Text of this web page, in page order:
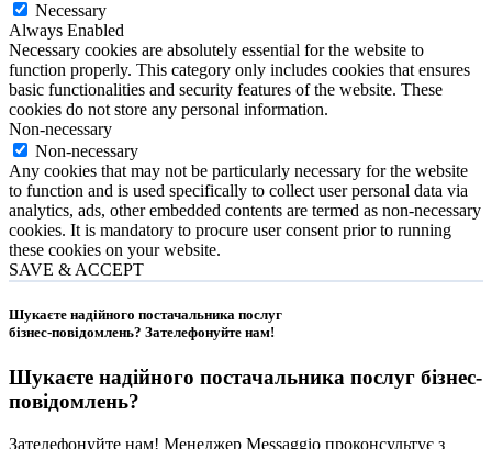
Necessary
Always Enabled
Necessary cookies are absolutely essential for the website to
function properly. This category only includes cookies that ensures
basic functionalities and security features of the website. These
cookies do not store any personal information.
Non-necessary
Non-necessary
Any cookies that may not be particularly necessary for the website
to function and is used specifically to collect user personal data via
analytics, ads, other embedded contents are termed as non-necessary
cookies. It is mandatory to procure user consent prior to running
these cookies on your website.
SAVE & ACCEPT
Шукаєте надійного постачальника послуг
бізнес-повідомлень? Зателефонуйте нам!
Шукаєте надійного постачальника послуг бізнес-
повідомлень?
Зателефонуйте нам! Менеджер Messaggio проконсультує з